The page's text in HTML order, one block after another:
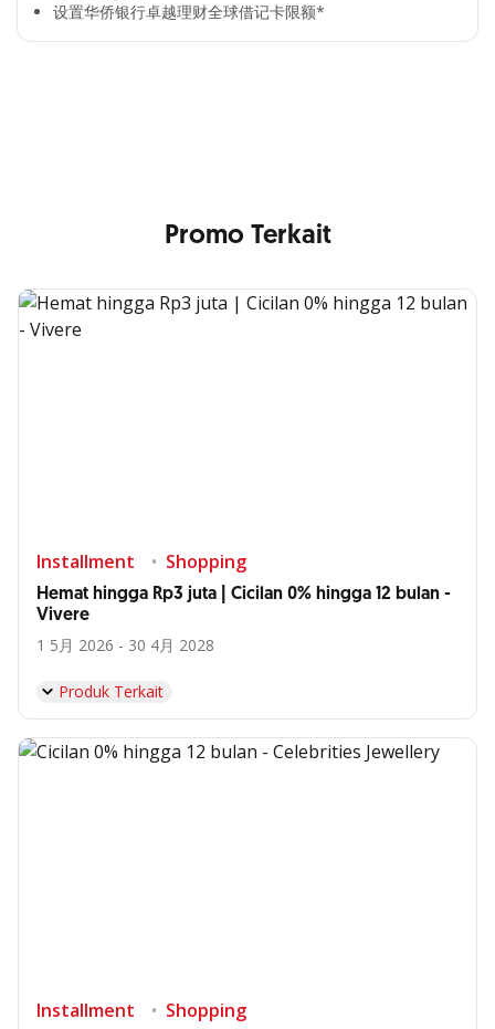
设置华侨银行卓越理财全球借记卡限额*​
Cross Selling Banner Global
Promo Terkait
Installment Shopping
Hemat hingga Rp3 juta | Cicilan 0% hingga 12 bulan -
Vivere
1 5月 2026 - 30 4月 2028
Produk Terkait
Installment Shopping